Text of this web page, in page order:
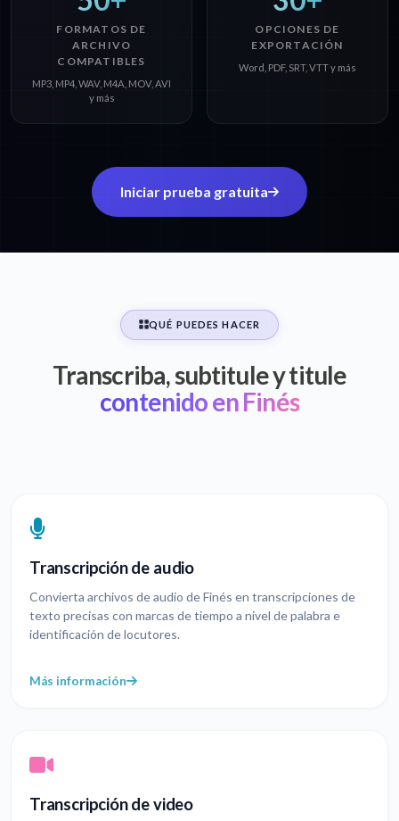
FORMATOS DE
ARCHIVO
COMPATIBLES
MP3, MP4, WAV, M4A, MOV, AVI
y más
OPCIONES DE
EXPORTACIÓN
Word, PDF, SRT, VTT y más
Iniciar prueba gratuita
QUÉ PUEDES HACER
Transcriba, subtitule y titule
contenido en Finés
Transcripción de audio
Convierta archivos de audio de Finés en transcripciones de
texto precisas con marcas de tiempo a nivel de palabra e
identificación de locutores.
Más información
Transcripción de video